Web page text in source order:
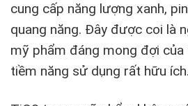
cung cấp năng lượng xanh,
quang năng. Đây được coi là
mỹ phẩm đáng mong đợi của
tiềm năng sử dụng rất hữu ích.